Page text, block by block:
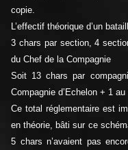
copie.
L’effectif théorique d’un
3 chars par section, 4
du Chef de la Compagnie
Soit 13 chars par
Compagnie d’Echelon + 1
Ce total réglementaire est
en théorie, bâti sur ce
5 chars n’avaient pas